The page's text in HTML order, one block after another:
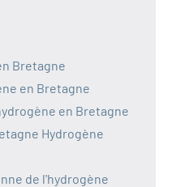
Bretagne
en Bretagne
en Bretagne
Hydrogène
de l'hydrogène